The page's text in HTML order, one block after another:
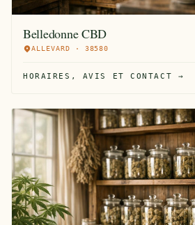
Belledonne CBD
ALLEVARD · 38580
HORAIRES, AVIS ET CONTACT →